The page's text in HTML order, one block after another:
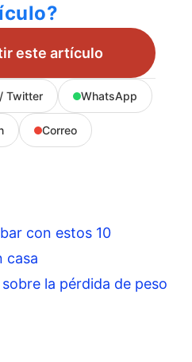
este artículo
Twitter WhatsApp
Correo
con estos 10
casa
la pérdida de peso